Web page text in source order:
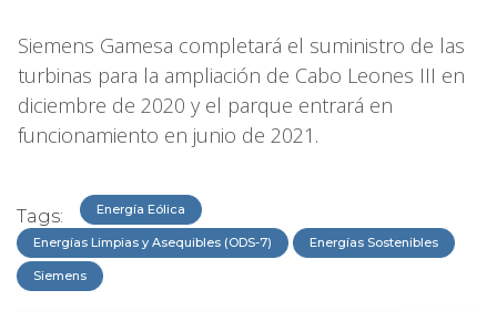
Siemens Gamesa completará el suministro de las
turbinas para la ampliación de Cabo Leones III en
diciembre de 2020 y el parque entrará en
funcionamiento en junio de 2021.
Tags: Energía Eólica
Energías Limpias y Asequibles (ODS-7) Energías Sostenibles
Siemens